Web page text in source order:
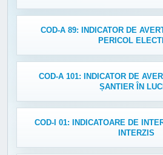
COD-A 89: INDICATOR DE
PERICOL
COD-A 101: INDICATOR DE
ȘANTIER ÎN
COD-I 01: INDICATOARE DE
INTERZIS